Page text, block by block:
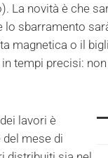
La novità è che
lo sbarramento
magnetica o il
tempi precisi:
lavori è
mese di